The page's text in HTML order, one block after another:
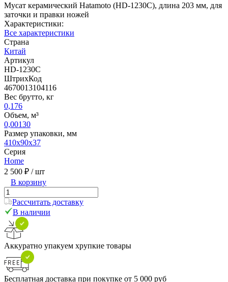
Мусат керамический Hatamoto (HD-1230C), длина 203 мм, для
заточки и правки ножей
Характеристики:
Все характеристики
Страна
Китай
Артикул
HD-1230C
ШтрихКод
4670013104116
Вес брутто, кг
0,176
Объем, м³
0,00130
Размер упаковки, мм
410х90х37
Серия
Home
2 500 ₽ / шт
В корзину
Рассчитать доставку
В наличии
Аккуратно упакуем хрупкие товары
Бесплатная доставка при покупке от 5 000 руб